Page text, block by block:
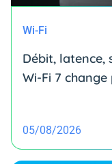
Wi-Fi
Débit, latence,
Wi-Fi 7
05/08/2026